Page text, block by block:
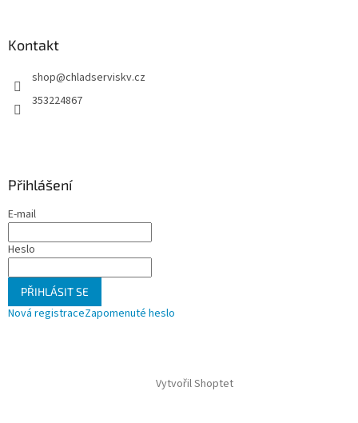
Kontakt
shop@chladserviskv.cz
353224867
Přihlášení
E-mail
Heslo
PŘIHLÁSIT SE
Nová registraceZapomenuté heslo
Vytvořil Shoptet